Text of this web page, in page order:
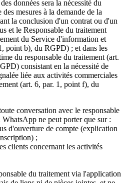
données sera la nécessité du
mesures à la demande de la
la conclusion d'un contrat ou d'un
et le Responsable du traitement
du Service d'information et
point b), du RGPD) ; et dans les
du responsable du traitement (art.
consistant en la nécessité de
liée aux activités commerciales
(art. 6, par. 1, point f), du
conversation avec le responsable
ne peut porter que sur :
d'ouverture de compte (explication
;
clients concernant les activités
du traitement via l'application